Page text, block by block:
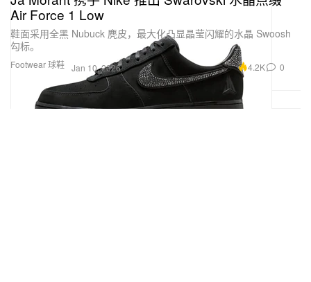
Footwear 球鞋
Air Force 1 Low
鞋面采用全黑 Nubuck 麂皮，最大化凸显晶莹闪耀的水晶 Swoosh
勾标。
Jan 10, 2026 4.2K 0